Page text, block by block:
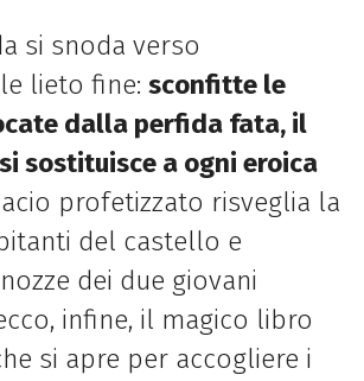
si snoda verso
lieto fine: sconfitte le
dalla perfida fata, il
sostituisce a ogni eroica
profetizzato risveglia la
del castello e
dei due giovani
infine, il magico libro
si apre per accogliere i